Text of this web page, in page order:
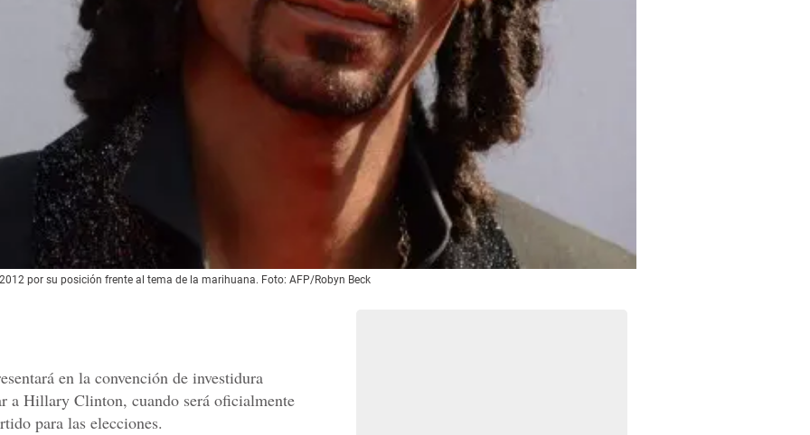
por su posición frente al tema de la marihuana. Foto: AFP/Robyn Beck
en la convención de investidura
a Hillary Clinton, cuando será oficialmente
para las elecciones.